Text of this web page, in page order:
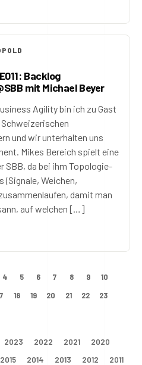
Backlog
mit Michael Beyer
Agility bin ich zu Gast
Schweizerischen
und wir unterhalten uns
Mikes Bereich spielt eine
SBB, da bei ihm Topologie-
(Signale, Weichen,
damit man
auf welchen […]
4 5 6 7 8 9 10
18 19 20 21 22 23
2023 2022 2021
2020
2015 2014 2013 2012 2011